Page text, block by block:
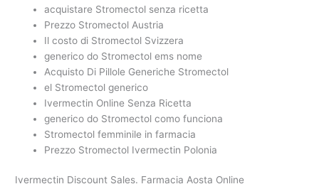
acquistare Stromectol senza ricetta
Prezzo Stromectol Austria
Il costo di Stromectol Svizzera
generico do Stromectol ems nome
Acquisto Di Pillole Generiche Stromectol
el Stromectol generico
Ivermectin Online Senza Ricetta
generico do Stromectol como funciona
Stromectol femminile in farmacia
Prezzo Stromectol Ivermectin Polonia
Ivermectin Discount Sales. Farmacia Aosta Online